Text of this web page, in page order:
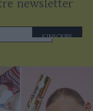
newsletter
S'INSCRIRE